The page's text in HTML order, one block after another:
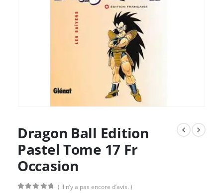
Dragon Ball Edition
Pastel Tome 17 Fr
Occasion
( Il n’y a pas encore d’avis. )